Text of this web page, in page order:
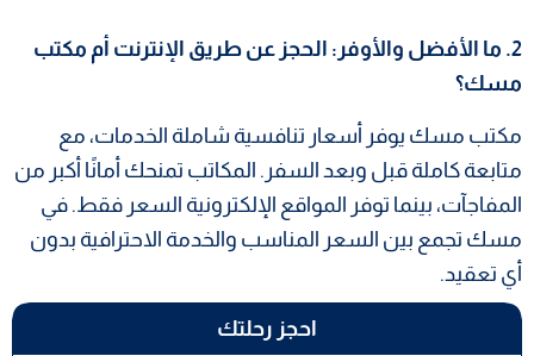
احجز رحلتك
2. ما الأفضل والأوفر: الحجز عن طريق الإنترنت أم مكتب
مسك؟
مكتب مسك يوفر أسعار تنافسية شاملة الخدمات، مع
متابعة كاملة قبل وبعد السفر. المكاتب تمنحك أمانًا أكبر من
المفاجآت، بينما توفر المواقع الإلكترونية السعر فقط. في
مسك تجمع بين السعر المناسب والخدمة الاحترافية بدون
أي تعقيد.